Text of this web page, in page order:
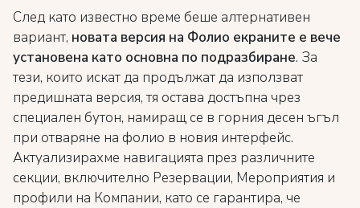
След като известно време беше алтернативен
вариант, новата версия на Фолио екраните е вече
установена като основна по подразбиране. За
тези, които искат да продължат да използват
предишната версия, тя остава достъпна чрез
специален бутон, намиращ се в горния десен ъгъл
при отваряне на фолио в новия интерфейс.
Актуализирахме навигацията през различните
секции, включително Резервации, Мероприятия и
профили на Компании, като се гарантира, че